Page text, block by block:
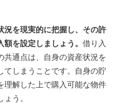
況を現実的に把握し、その許
を設定しましょう。 借り入
共通点は、自身の資産状況を
てしまうことです。自身の貯
理解した上で購入可能な物件
う。